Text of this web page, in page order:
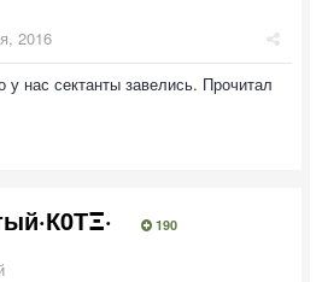
2016
нас сектанты завелись. Прочитал
190